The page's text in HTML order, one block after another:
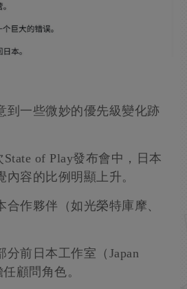
到一些微妙的優先級變化跡
State of Play發布會中，日本
容的比例明顯上升。
作夥伴（如光榮特庫摩、
分前日本工作室（Japan
顧問角色。